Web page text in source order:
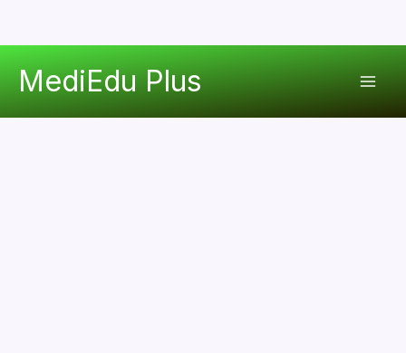
MediEdu Plus